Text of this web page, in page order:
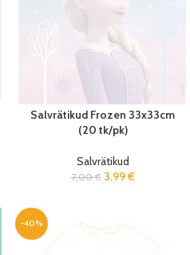
Salvrätikud Frozen 33x33cm
(20 tk/pk)
Salvrätikud
7,00€ 3,99€
-40%